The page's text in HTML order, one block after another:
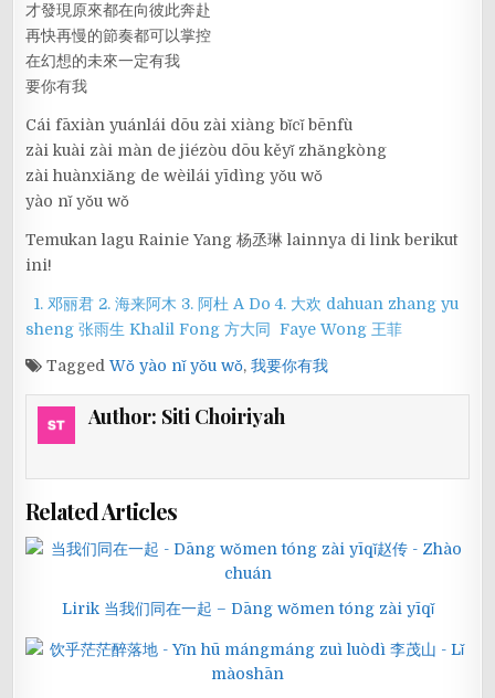
才發現原來都在向彼此奔赴
再快再慢的節奏都可以掌控
在幻想的未來一定有我
要你有我
Cái fāxiàn yuánlái dōu zài xiàng bǐcǐ bēnfù
zài kuài zài màn de jiézòu dōu kěyǐ zhǎngkòng
zài huànxiǎng de wèilái yīdìng yǒu wǒ
yào nǐ yǒu wǒ
Temukan lagu Rainie Yang 杨丞琳 lainnya di link berikut
ini!
1. 邓丽君 2. 海来阿木 3. 阿杜 A Do 4. 大欢 dahuan zhang yu
sheng 张雨生 Khalil Fong 方大同 Faye Wong 王菲
TaggedWǒ yào nǐ yǒu wǒ,我要你有我
Author: Siti Choiriyah
Related Articles
Lirik 当我们同在一起 – Dāng wǒmen tóng zài yīqǐ